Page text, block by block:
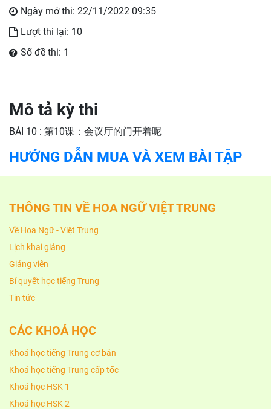
Ngày mở thi: 22/11/2022 09:35
Lượt thi lại: 10
Số đề thi: 1
Mô tả kỳ thi
BÀI 10 : 第10课：会议厅的门开着呢
HƯỚNG DẪN MUA VÀ XEM BÀI TẬP
THÔNG TIN VỀ HOA NGỮ VIỆT TRUNG
Về Hoa Ngữ - Việt Trung
Lịch khai giảng
Giảng viên
Bí quyết học tiếng Trung
Tin tức
CÁC KHOÁ HỌC
Khoá học tiếng Trung cơ bản
Khoá học tiếng Trung cấp tốc
Khoá học HSK 1
Khoá học HSK 2